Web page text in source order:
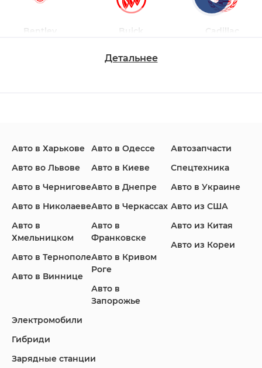
Bentley Buick Cadillac
Infiniti Jaguar Jeep
Land Rover
Lincoln
Детальнее
Авто в Харькове
Авто во Львове
Авто в Чернигове
Авто в Николаеве
Авто в
Хмельницком
Авто в Тернополе
Авто в Виннице
Авто в Одессе
Авто в Киеве
Авто в Днепре
Авто в Черкассах
Авто в
Франковске
Авто в Кривом
Роге
Авто в
Запорожье
Автозапчасти
Спецтехника
Авто в Украине
Авто из США
Авто из Китая
Авто из Кореи
Электромобили
Гибриди
Зарядные станции